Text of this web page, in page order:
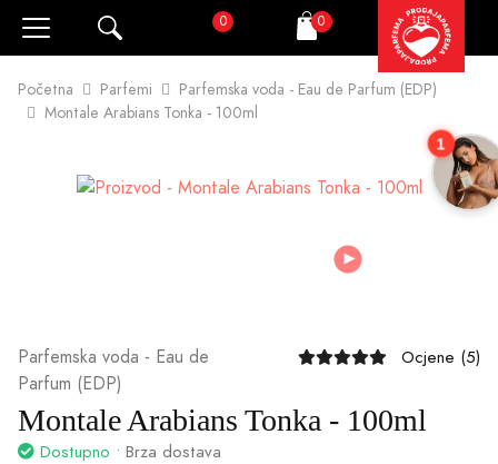
0 Korpa
0
Početna Parfemi
Parfemska voda - Eau de Parfum (EDP)
Montale Arabians Tonka - 100ml
Parfemska voda - Eau de
Parfum (EDP)
Ocjene (5)
Montale Arabians Tonka - 100ml
Dostupno • Brza dostava
1